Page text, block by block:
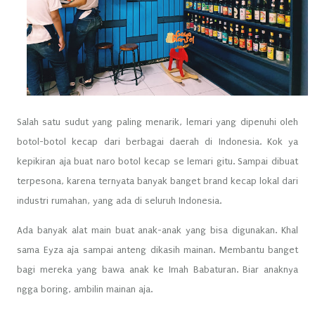
Salah satu sudut yang paling menarik, lemari yang dipenuhi oleh
botol-botol kecap dari berbagai daerah di Indonesia. Kok ya
kepikiran aja buat naro botol kecap se lemari gitu. Sampai dibuat
terpesona, karena ternyata banyak banget brand kecap lokal dari
industri rumahan, yang ada di seluruh Indonesia.
Ada banyak alat main buat anak-anak yang bisa digunakan. Khal
sama Eyza aja sampai anteng dikasih mainan. Membantu banget
bagi mereka yang bawa anak ke Imah Babaturan. Biar anaknya
ngga boring, ambilin mainan aja.